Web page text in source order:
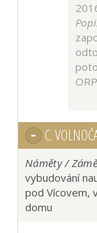
C.
Náměty /
vybudování
pod Vícovem,
domu